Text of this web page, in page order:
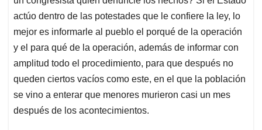
actúo dentro de las potestades que le confiere la ley, lo
mejor es informarle al pueblo el porqué de la operación
y el para qué de la operación, además de informar con
amplitud todo el procedimiento, para que después no
queden ciertos vacíos como este, en el que la población
se vino a enterar que menores murieron casi un mes
después de los acontecimientos.